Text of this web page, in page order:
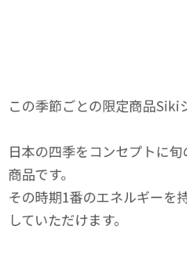
この季節ごとの限定商品Siki
日本の四季をコンセプトに
商品です。
その時期1番のエネルギーを持
していただけます。